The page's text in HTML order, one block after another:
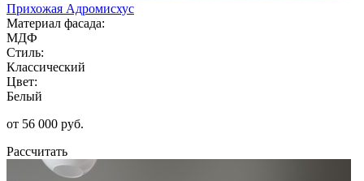
Прихожая Адромисхус
Материал фасада:
МДФ
Стиль:
Классический
Цвет:
Белый
от 56 000 руб.
Рассчитать